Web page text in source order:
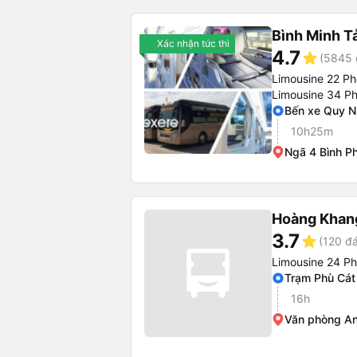
Xác nhận tức thì Bình Minh
4.7star (5845
Limousine 22
Limousine 34
Bến xe Quy
10h25m
Ngã 4 Bình
Hoàng
3.7star (120
Limousine 24
Trạm Phù
16h
Văn phòng